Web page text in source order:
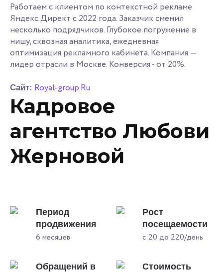
Работаем с клиентом по контекстной рекламе
Яндекс.Директ с 2022 года. Заказчик сменил
несколько подрядчиков. Глубокое погружение в
нишу, сквозная аналитика, ежедневная
оптимизация рекламного кабинета. Компания —
лидер отрасли в Москве. Конверсия - от 20%.
Сайт: Royal-group.Ru
Кадровое
агентство Любови
Жерновой
Период
продвижения
6 месяцев
Рост
посещаемости
с 20 до 220/день
Обращений в
Стоимость